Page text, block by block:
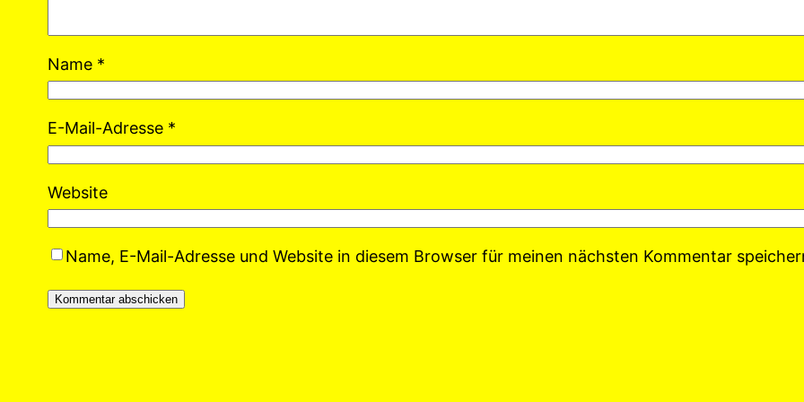
Name *
E-Mail-Adresse *
Website
Name, E-Mail-Adresse und Website in diesem Browser für meinen nächsten Kommentar